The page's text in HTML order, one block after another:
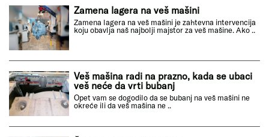
Zamena lagera na veš mašini
Zamena lagera na veš mašini je zahtevna intervencija
koju obavlja naš najbolji majstor za veš mašine. Ako ..
Veš mašina radi na prazno, kada se ubaci
veš neće da vrti bubanj
Opet vam se dogodilo da se bubanj na veš mašini ne
okreće ili da veš mašina ne ..